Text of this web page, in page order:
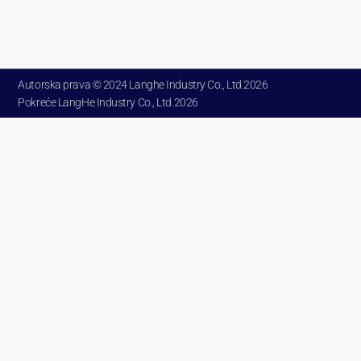
Autorska prava © 2024 Langhe Industry Co., Ltd.2026
Pokreće LangHe Industry Co., Ltd.2026